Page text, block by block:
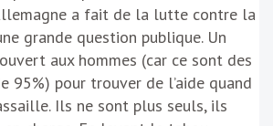
a fait de la lutte contre la
grande question publique. Un
aux hommes (car ce sont des
95%) pour trouver de l’aide quand
Ils ne sont plus seuls, ils